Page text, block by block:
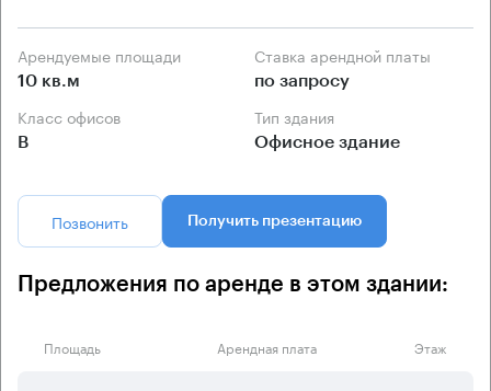
Арендуемые площади
10 кв.м
Ставка арендной платы
по запросу
Класс офисов
B
Тип здания
Офисное здание
Позвонить Получить презентацию
Предложения по аренде в этом здании:
Площадь Арендная плата Этаж